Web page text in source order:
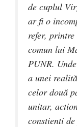
de cuplul
ar fi o
refer,
comun lui
PUNR.
a unei
celor două
unitar,
constienti